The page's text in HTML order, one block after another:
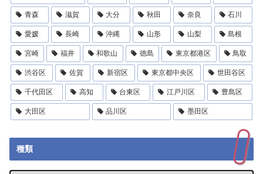
青森 滋賀 大分 秋田 奈良 石川
愛媛 長崎 沖縄 山形 山梨 島根
宮崎 福井 和歌山 徳島 東京都港区 鳥取
渋谷区 佐賀 新宿区 東京都中央区 世田谷区
千代田区 高知 台東区 江戸川区 豊島区
大田区 品川区 墨田区
種類